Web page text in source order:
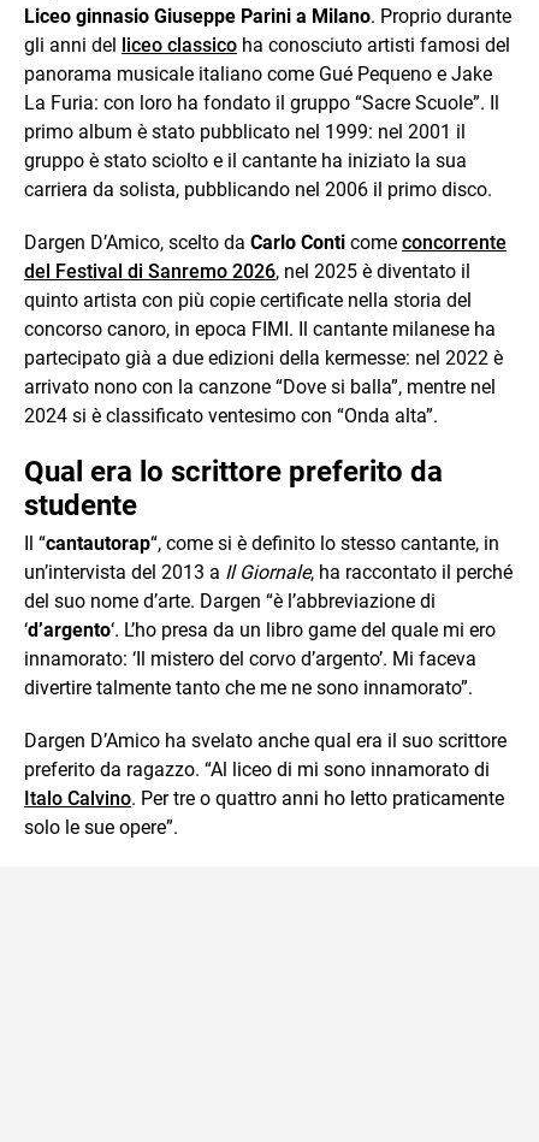
Liceo ginnasio Giuseppe Parini a Milano. Proprio durante
gli anni del liceo classico ha conosciuto artisti famosi del
panorama musicale italiano come Gué Pequeno e Jake
La Furia: con loro ha fondato il gruppo “Sacre Scuole”. Il
primo album è stato pubblicato nel 1999: nel 2001 il
gruppo è stato sciolto e il cantante ha iniziato la sua
carriera da solista, pubblicando nel 2006 il primo disco.
Dargen D’Amico, scelto da Carlo Conti come concorrente
del Festival di Sanremo 2026, nel 2025 è diventato il
quinto artista con più copie certificate nella storia del
concorso canoro, in epoca FIMI. Il cantante milanese ha
partecipato già a due edizioni della kermesse: nel 2022 è
arrivato nono con la canzone “Dove si balla”, mentre nel
2024 si è classificato ventesimo con “Onda alta”.
Qual era lo scrittore preferito da
studente
Il “cantautorap“, come si è definito lo stesso cantante, in
un’intervista del 2013 a Il Giornale, ha raccontato il perché
del suo nome d’arte. Dargen “è l’abbreviazione di
‘d’argento‘. L’ho presa da un libro game del quale mi ero
innamorato: ‘Il mistero del corvo d’argento’. Mi faceva
divertire talmente tanto che me ne sono innamorato”.
Dargen D’Amico ha svelato anche qual era il suo scrittore
preferito da ragazzo. “Al liceo di mi sono innamorato di
Italo Calvino. Per tre o quattro anni ho letto praticamente
solo le sue opere”.